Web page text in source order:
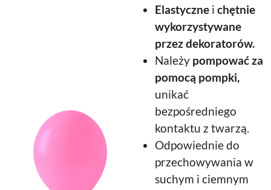
Elastyczne i chętnie
wykorzystywane
przez dekoratorów.
Należy pompować za
pomocą pompki,
unikać
bezpośredniego
kontaktu z twarzą.
Odpowiednie do
przechowywania w
suchym i ciemnym